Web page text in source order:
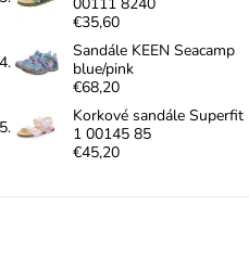
00111 8240
€35,60
Sandále KEEN Seacamp
blue/pink
€68,20
Korkové sandále Superfit
1 00145 85
€45,20